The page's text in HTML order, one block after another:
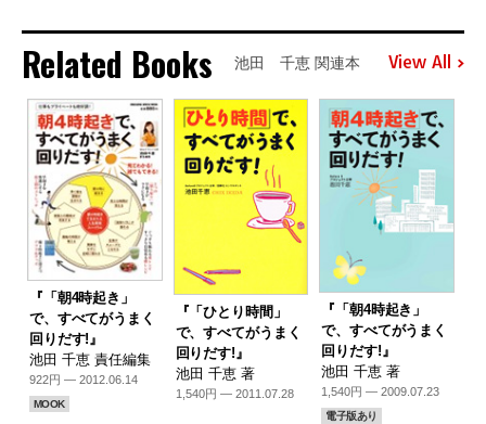
Related Books 池田 千恵 関連本 View All
『「朝4時起き」
で、すべてがうまく
回りだす!』
池田 千恵 責任編集
922円 — 2012.06.14
MOOK
『「ひとり時間」
で、すべてがうまく
回りだす!』
池田 千恵 著
1,540円 — 2011.07.28
『「朝4時起き」
で、すべてがうまく
回りだす!』
池田 千恵 著
1,540円 — 2009.07.23
電子版あり